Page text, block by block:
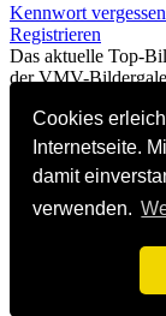
Cookies
Internetseite.
damit
verwenden.
Kennwort
Registrieren
Das aktuelle Top-
der VMV-
106 Besucher
(davon 0 registriert)
Hitliste linkender
Instagram(32)
DVV-Beach-
SV
Homepage